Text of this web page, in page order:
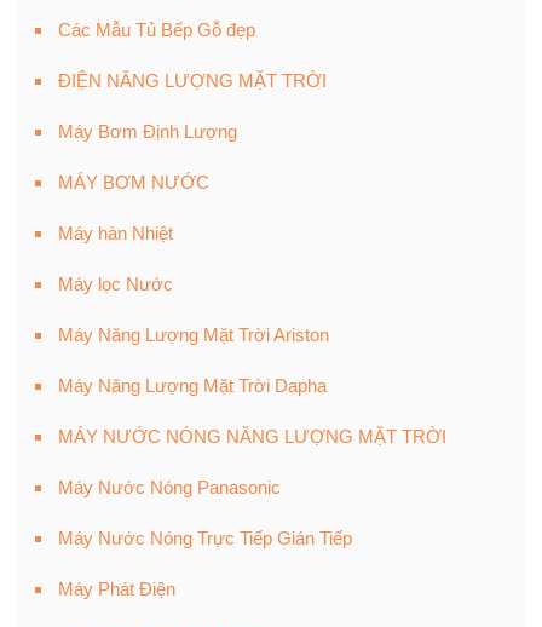
Các Mẫu Tủ Bếp Gỗ đẹp
ĐIỆN NĂNG LƯỢNG MẶT TRỜI
Máy Bơm Định Lượng
MÁY BƠM NƯỚC
Máy hàn Nhiệt
Máy lọc Nước
Máy Năng Lượng Mặt Trời Ariston
Máy Năng Lượng Mặt Trời Dapha
MÁY NƯỚC NÓNG NĂNG LƯỢNG MẶT TRỜI
Máy Nước Nóng Panasonic
Máy Nước Nóng Trực Tiếp Gián Tiếp
Máy Phát Điện